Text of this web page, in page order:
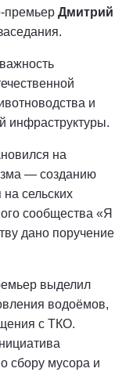
премьер Дмитрий
и
инфраструктуры.
на
— созданию
сельских
сообщества «Я
дано поручение
выделил
водоёмов,
с ТКО.
сбору мусора и